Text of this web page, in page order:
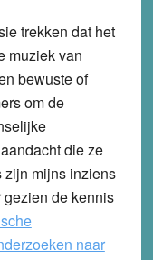
trekken dat het
muziek van
bewuste of
om de
die ze
zijn mijns inziens
de kennis
naar